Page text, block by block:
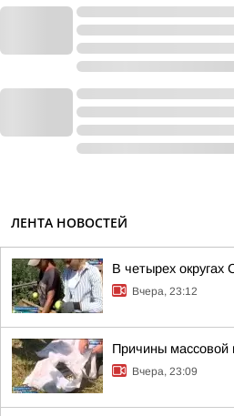
ЛЕНТА НОВОСТЕЙ
В четырех округах
Вчера, 23:12
Причины массовой
Вчера, 23:09